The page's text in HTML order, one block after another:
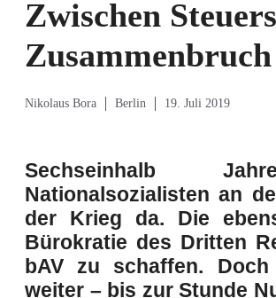
Zwischen
Zusammenbruch
Nikolaus Bora Berlin 19. Juli 2019
Sechseinhalb
Nationalsozialisten an
der Krieg da. Die
Bürokratie des Dritten
bAV zu schaffen.
weiter – bis zur Stunde